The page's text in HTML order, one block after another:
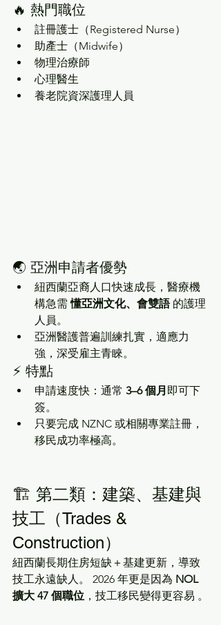
🔥 熱門職位
註冊護士（Registered Nurse）
助產士（Midwife）
物理治療師
心理醫生
養老院資深護理人員
🌏 亞洲申請者優勢
紐西蘭亞裔人口快速成長，醫療機
構急需 懂亞洲文化、會雙語 的護理
人員。
亞洲醫護普遍訓練扎實，適應力
強，深受雇主青睞。
⚡ 特點
申請速度快：通常 3–6 個月 即可下
簽。
只要完成 NZNC 或相關專業註冊，
移民成功率極高。
🏗️ 第二類：建築、基建與
技工（Trades &
Construction）
紐西蘭長期住房短缺＋基建更新，導致
技工永遠缺人。 2026 年更是因為 NOL
擴大 47 個職位 ，技工移民變得更容易 。